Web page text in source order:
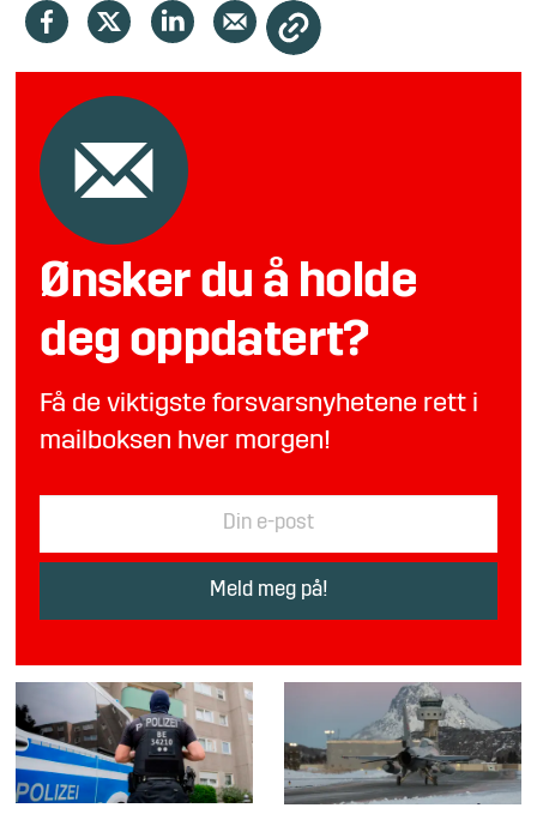
Ønsker du å holde
deg oppdatert?
Få de viktigste forsvarsnyhetene rett i
mailboksen hver morgen!